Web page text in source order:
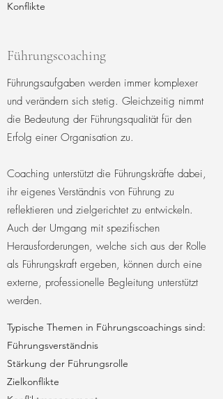
Konflikte
Führungscoaching
Führungsaufgaben werden immer komplexer
und verändern sich stetig. Gleichzeitig nimmt
die Bedeutung der Führungsqualität für den
Erfolg einer Organisation zu.
Coaching unterstützt die Führungskräfte dabei,
ihr eigenes Verständnis von Führung zu
reflektieren und zielgerichtet zu entwickeln.
Auch der Umgang mit spezifischen
Herausforderungen, welche sich aus der Rolle
als Führungskraft ergeben, können durch eine
externe, professionelle Begleitung unterstützt
werden.
Typische Themen in Führungscoachings sind:
Führungsverständnis
Stärkung der Führungsrolle
Zielkonflikte